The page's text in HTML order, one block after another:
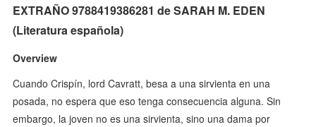
EXTRAÑO 9788419386281 de SARAH M. EDEN
(Literatura española)
Overview
Cuando Crispín, lord Cavratt, besa a una sirvienta en una
posada, no espera que eso tenga consecuencia alguna. Sin
embargo, la joven no es una sirvienta, sino una dama por